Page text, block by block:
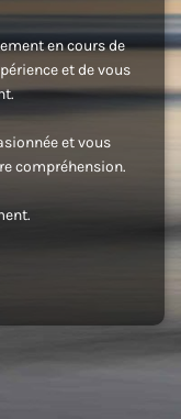
en cours de
et de vous
et vous
compréhension.